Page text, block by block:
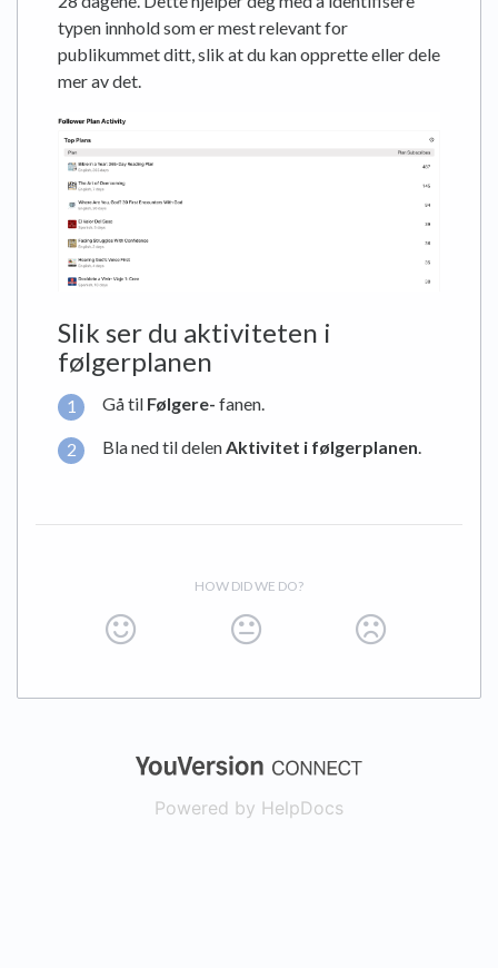
typen innhold som er mest relevant for
publikummet ditt, slik at du kan opprette eller dele
mer av det.
Slik ser du aktiviteten i
følgerplanen
Gå til Følgere- fanen.
Bla ned til delenAktivitet i følgerplanen.
HOW DID WE DO?
(opens in a
Powered by HelpDocs